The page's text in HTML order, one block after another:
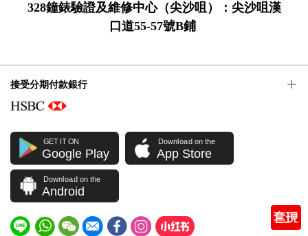
328鐘錶驗證及維修中心（尖沙咀）：尖沙咀漢
口道55-57號B鋪
接受分期付款銀行
GET IT ON
Google Play
Download on the
App Store
Download on the
Android